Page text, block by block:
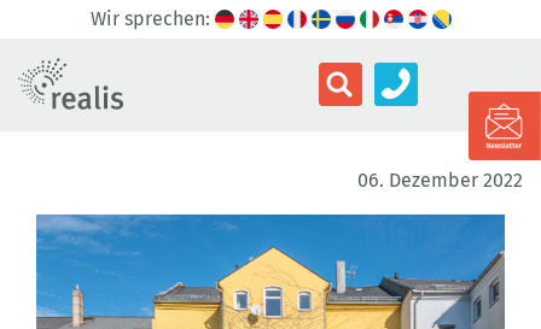
Wir sprechen:
06. Dezember 2022